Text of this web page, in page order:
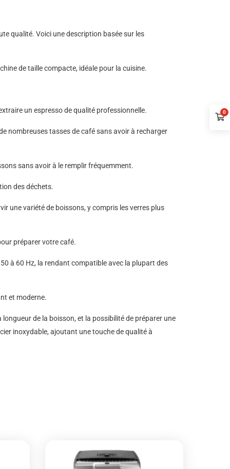
qualité. Voici une description basée sur les
de taille compacte, idéale pour la cuisine.
un espresso de qualité professionnelle.
nombreuses tasses de café sans avoir à recharger
sans avoir à le remplir fréquemment.
des déchets.
une variété de boissons, y compris les verres plus
préparer votre café.
à 60 Hz, la rendant compatible avec la plupart des
et moderne.
de la boisson, et la possibilité de préparer une
inoxydable, ajoutant une touche de qualité à
0